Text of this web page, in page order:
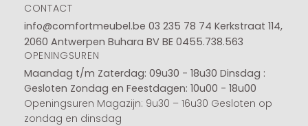
CONTACT
info@comfortmeubel.be 03 235 78 74 Kerkstraat 114,
2060 Antwerpen Buhara BV BE 0455.738.563
OPENINGSUREN
Maandag t/m Zaterdag: 09u30 - 18u30 Dinsdag :
Gesloten Zondag en Feestdagen: 10u00 - 18u00
Openingsuren Magazijn: 9u30 – 16u30 Gesloten op
zondag en dinsdag